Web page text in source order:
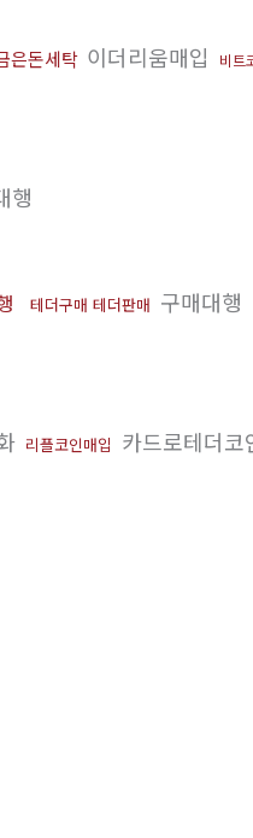
은돈세탁 이더리움매입 비트
행
테더구매 테더판매 구매대행
리플코인매입 카드로테더코